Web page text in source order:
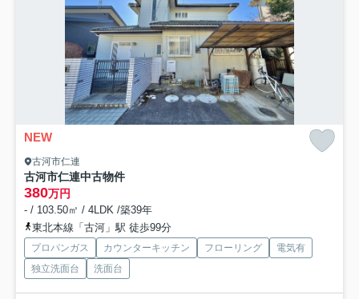
NEW
古河市仁連
古河市仁連中古物件
380万円
- / 103.50㎡ / 4LDK /築39年
東北本線「古河」駅 徒歩99分
プロパンガス カウンターキッチン フローリング
電気有
独立洗面台
洗面台